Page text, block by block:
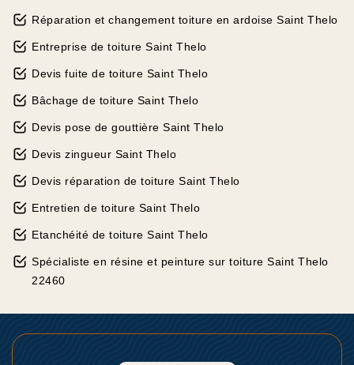
Réparation et changement toiture en ardoise Saint Thelo
Entreprise de toiture Saint Thelo
Devis fuite de toiture Saint Thelo
Bâchage de toiture Saint Thelo
Devis pose de gouttière Saint Thelo
Devis zingueur Saint Thelo
Devis réparation de toiture Saint Thelo
Entretien de toiture Saint Thelo
Etanchéité de toiture Saint Thelo
Spécialiste en résine et peinture sur toiture Saint Thelo
22460